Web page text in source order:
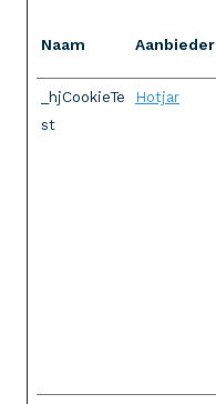
Naam Aanbieder
_hjCookieTe
st
Hotjar